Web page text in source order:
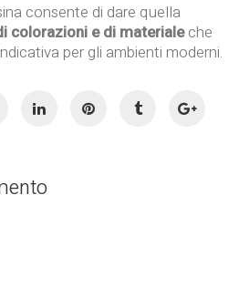
consente di dare quella
colorazioni e di materialeche
per gli ambienti moderni.